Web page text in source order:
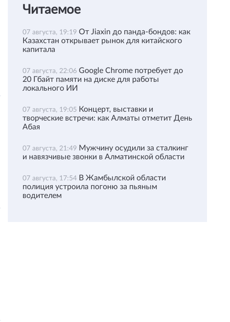
Читаемое
07 августа, 19:19 От Jiaxin до панда-бондов: как
Казахстан открывает рынок для китайского
капитала
07 августа, 22:06 Google Chrome потребует до
20 Гбайт памяти на диске для работы
локального ИИ
07 августа, 19:05 Концерт, выставки и
творческие встречи: как Алматы отметит День
Абая
07 августа, 21:49 Мужчину осудили за сталкинг
и навязчивые звонки в Алматинской области
07 августа, 17:54 В Жамбылской области
полиция устроила погоню за пьяным
водителем